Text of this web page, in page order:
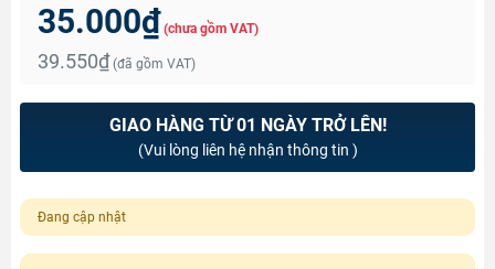
35.000₫ (chưa gồm VAT)
39.550₫ (đã gồm VAT)
GIAO HÀNG TỪ 01 NGÀY TRỞ LÊN!
(Vui lòng liên hệ nhận thông tin )
Đang cập nhật